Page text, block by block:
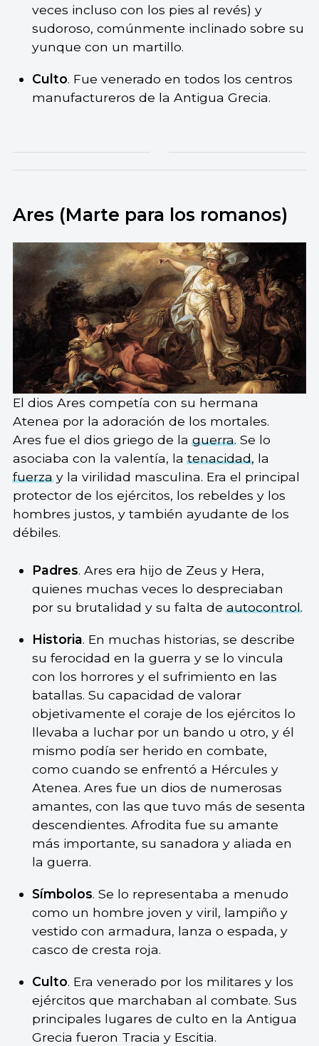
veces incluso con los pies al revés) y
sudoroso, comúnmente inclinado sobre su
yunque con un martillo.
Culto. Fue venerado en todos los centros
manufactureros de la Antigua Grecia.
Ares (Marte para los romanos)
El dios Ares competía con su hermana
Atenea por la adoración de los mortales.
Ares fue el dios griego de laguerra. Se lo
asociaba con la valentía, latenacidad, la
fuerzay la virilidad masculina. Era el principal
protector de los ejércitos, los rebeldes y los
hombres justos, y también ayudante de los
débiles.
Padres. Ares era hijo de Zeus y Hera,
quienes muchas veces lo despreciaban
por su brutalidad y su falta deautocontrol.
Historia. En muchas historias, se describe
su ferocidad en la guerra y se lo vincula
con los horrores y el sufrimiento en las
batallas. Su capacidad de valorar
objetivamente el coraje de los ejércitos lo
llevaba a luchar por un bando u otro, y él
mismo podía ser herido en combate,
como cuando se enfrentó a Hércules y
Atenea. Ares fue un dios de numerosas
amantes, con las que tuvo más de sesenta
descendientes. Afrodita fue su amante
más importante, su sanadora y aliada en
la guerra.
Símbolos. Se lo representaba a menudo
como un hombre joven y viril, lampiño y
vestido con armadura, lanza o espada, y
casco de cresta roja.
Culto. Era venerado por los militares y los
ejércitos que marchaban al combate. Sus
principales lugares de culto en la Antigua
Grecia fueron Tracia y Escitia.